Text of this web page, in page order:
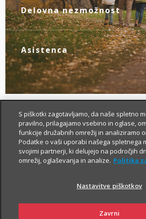
novim življenjskim okoliščinam.
Delovna nezmožnost
Z zagotovljenim nadomestilom za izpad
dohodka poskrbite zase, če zaradi
bolezni ali nezgode izgubite zmožnost za
delo.
Asistenca
Tu smo za vas – da boste v primeru
nezgode hitreje prišli do specialista, bolj
brezskrbno potovali po svetu in pridobili
drugo zdravniško mnenje.
Kako si lahko
življenjsko
S piškotki zagotavljamo, da naše spletno
pravilno, prilagajamo vsebino in oglase,
funkcije družabnih omrežij in analiziramo
Podatke o vaši uporabi našega spletnega
svojimi partnerji, ki delujejo na področjih
omrežij, oglaševanja in analize. Politika
Nastavitve piškotkov
Zavrni